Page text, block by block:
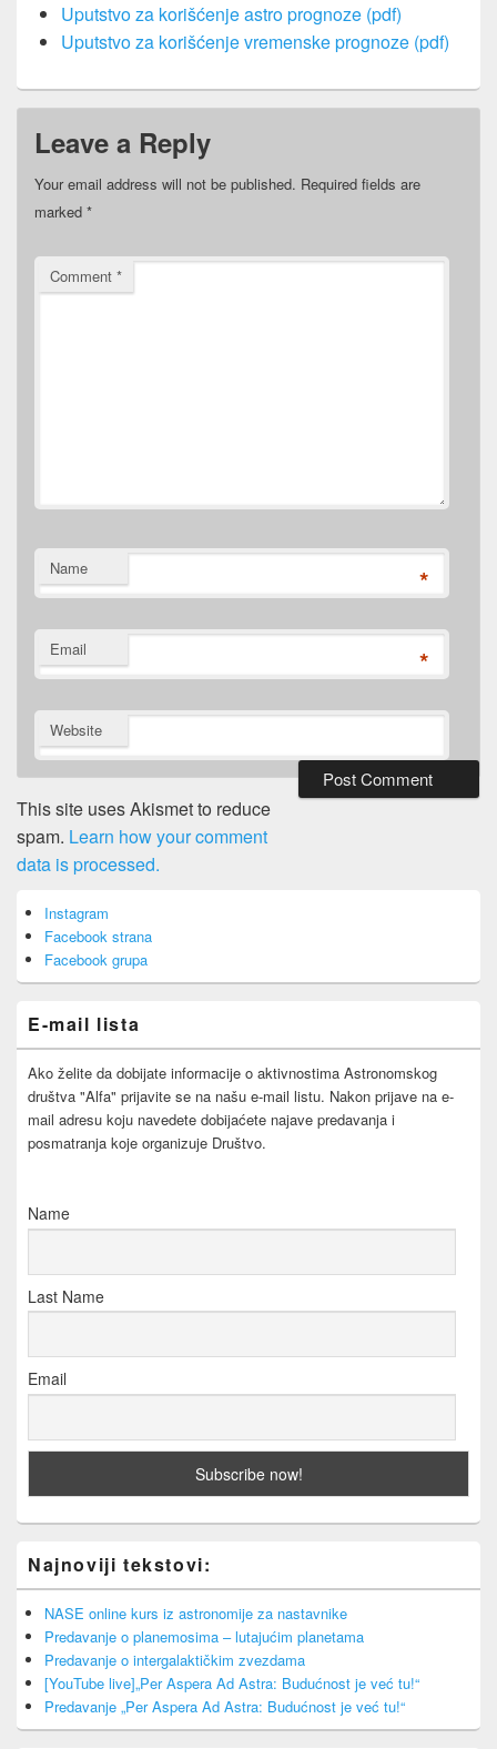
Uputstvo za korišćenje astro prognoze (pdf)
Uputstvo za korišćenje vremenske prognoze (pdf)
Leave a Reply
Your email address will not be published. Required fields are
marked *
Comment *
Name *
Email *
Website
This site uses Akismet to reduce
spam. Learn how your comment
data is processed.
Sidebar
Widget
Area
Instagram
Facebook strana
Facebook grupa
E-mail lista
Ako želite da dobijate informacije o aktivnostima Astronomskog
društva "Alfa" prijavite se na našu e-mail listu. Nakon prijave na e-
mail adresu koju navedete dobijaćete najave predavanja i
posmatranja koje organizuje Društvo.
Name
Last Name
Email
Najnoviji tekstovi:
NASE online kurs iz astronomije za nastavnike
Predavanje o planemosima – lutajućim planetama
Predavanje o intergalaktičkim zvezdama
[YouTube live]„Per Aspera Ad Astra: Budućnost je već tu!“
Predavanje „Per Aspera Ad Astra: Budućnost je već tu!“